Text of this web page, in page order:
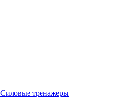
Силовые тренажеры